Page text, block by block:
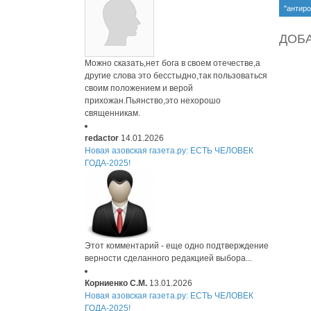
Можно сказать,нет бога в своем отечестве,а
другие слова это бесстыдно,так пользоваться
своим положением и верой
прихожан.Пьянство,это нехорошо
священникам.
redactor 14.01.2026
Новая азовская газета.ру: ЕСТЬ ЧЕЛОВЕК
ГОДА-2025!
Этот комментарий - еще одно подтверждение
верности сделанного редакцией выбора...
Корниенко С.М. 13.01.2026
Новая азовская газета.ру: ЕСТЬ ЧЕЛОВЕК
ГОДА-2025!